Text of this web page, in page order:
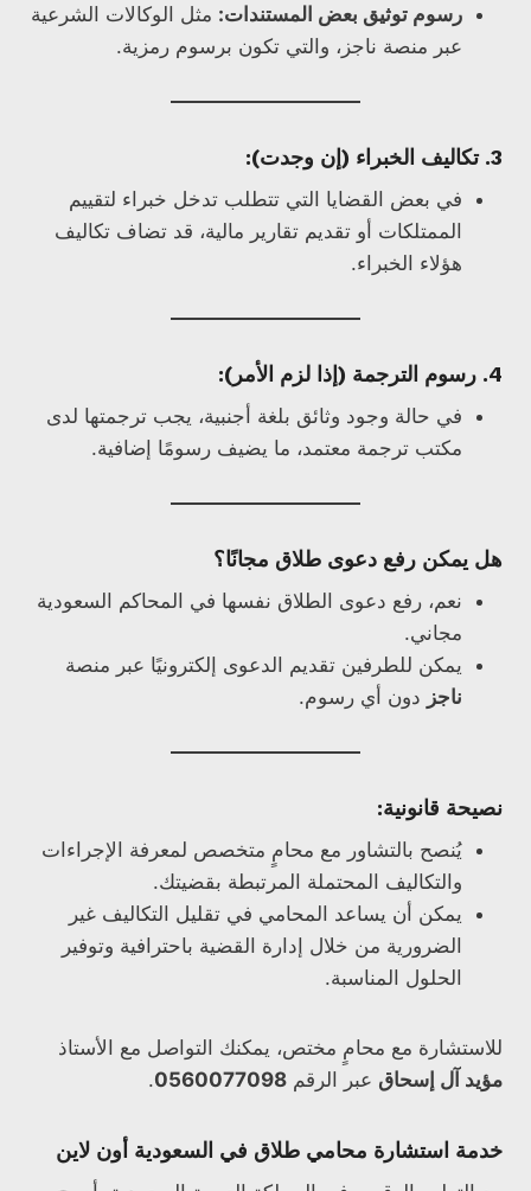
رسوم توثيق بعض المستندات: مثل الوكالات الشرعية
عبر منصة ناجز، والتي تكون برسوم رمزية.
3. تكاليف الخبراء (إن وجدت):
في بعض القضايا التي تتطلب تدخل خبراء لتقييم
الممتلكات أو تقديم تقارير مالية، قد تضاف تكاليف
هؤلاء الخبراء.
4. رسوم الترجمة (إذا لزم الأمر):
في حالة وجود وثائق بلغة أجنبية، يجب ترجمتها لدى
مكتب ترجمة معتمد، ما يضيف رسومًا إضافية.
هل يمكن رفع دعوى طلاق مجانًا؟
نعم، رفع دعوى الطلاق نفسها في المحاكم السعودية
مجاني.
يمكن للطرفين تقديم الدعوى إلكترونيًا عبر منصة
ناجز دون أي رسوم.
نصيحة قانونية:
يُنصح بالتشاور مع محامٍ متخصص لمعرفة الإجراءات
والتكاليف المحتملة المرتبطة بقضيتك.
يمكن أن يساعد المحامي في تقليل التكاليف غير
الضرورية من خلال إدارة القضية باحترافية وتوفير
الحلول المناسبة.
للاستشارة مع محامٍ مختص، يمكنك التواصل مع الأستاذ
مؤيد آل إسحاق عبر الرقم 0560077098
.
خدمة استشارة محامي طلاق في السعودية أون لاين